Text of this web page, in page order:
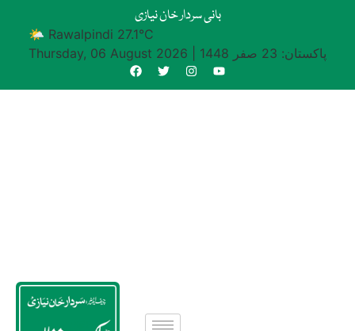
بانی سردار خان نیازی
🌤 Rawalpindi 27.1°C
Thursday, 06 August 2026
پاکستان: 23 صفر 1448